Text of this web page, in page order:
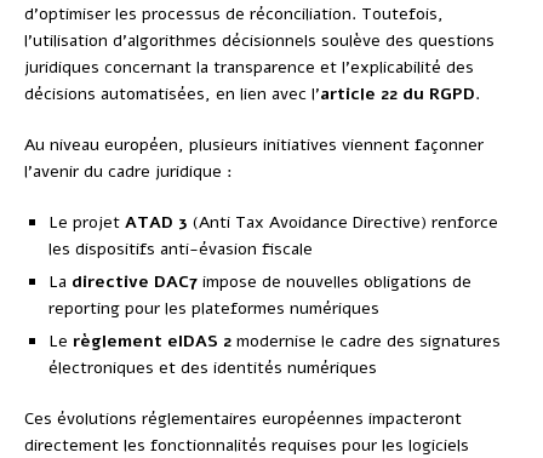
d’optimiser les processus de réconciliation. Toutefois,
l’utilisation d’algorithmes décisionnels soulève des questions
juridiques concernant la transparence et l’explicabilité des
décisions automatisées, en lien avec l’article 22 du RGPD.
Au niveau européen, plusieurs initiatives viennent façonner
l’avenir du cadre juridique :
Le projet ATAD 3 (Anti Tax Avoidance Directive) renforce
les dispositifs anti-évasion fiscale
La directive DAC7 impose de nouvelles obligations de
reporting pour les plateformes numériques
Le règlement eIDAS 2 modernise le cadre des signatures
électroniques et des identités numériques
Ces évolutions réglementaires européennes impacteront
directement les fonctionnalités requises pour les logiciels